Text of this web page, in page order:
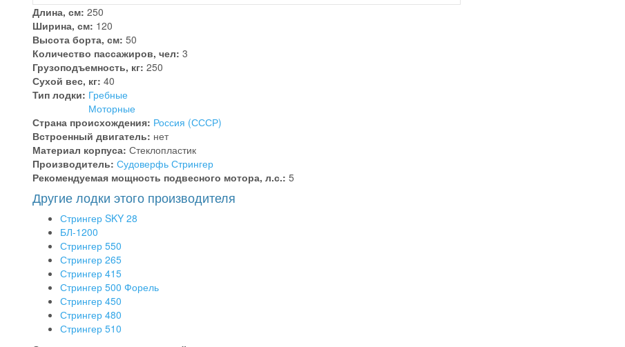
Длина, см: 250
Ширина, см: 120
Высота борта, см: 50
Количество пассажиров, чел: 3
Грузоподъемность, кг: 250
Сухой вес, кг: 40
Тип лодки: Гребные
Моторные
Страна происхождения: Россия (СССР)
Встроенный двигатель: нет
Материал корпуса: Стеклопластик
Производитель: Судоверфь Стрингер
Рекомендуемая мощность подвесного мотора, л.с.: 5
Другие лодки этого производителя
Стрингер SKY 28
БЛ-1200
Стрингер 550
Стрингер 265
Стрингер 415
Стрингер 500 Форель
Стрингер 450
Стрингер 480
Стрингер 510